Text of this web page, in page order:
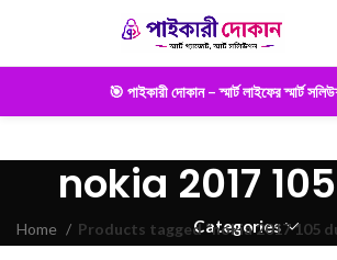
🎯 পাইকারী দোকান – স্মার্ট লাইফের স্মার্ট
nokia 2017
Categories
Home Products tagged “nokia 2017 105